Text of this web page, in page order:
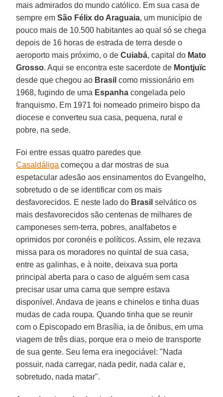
mais admirados do mundo católico. Em sua casa de
sempre em São Félix do Araguaia, um município de
pouco mais de 10.500 habitantes ao qual só se chega
depois de 16 horas de estrada de terra desde o
aeroporto mais próximo, o deCuiabá, capital do Mato
Grosso. Aqui se encontra este sacerdote de Montjuïc
desde que chegou ao Brasil como missionário em
1968, fugindo de uma Espanha congelada pelo
franquismo. Em 1971 foi nomeado primeiro bispo da
diocese e converteu sua casa, pequena, rural e
pobre, na sede.
Foi entre essas quatro paredes que
Casaldáliga começou a dar mostras de sua
espetacular adesão aos ensinamentos do Evangelho,
sobretudo o de se identificar com os mais
desfavorecidos. E neste lado do Brasil selvático os
mais desfavorecidos são centenas de milhares de
camponeses sem-terra, pobres, analfabetos e
oprimidos por coronéis e políticos. Assim, ele rezava
missa para os moradores no quintal de sua casa,
entre as galinhas, e à noite, deixava sua porta
principal aberta para o caso de alguém sem casa
precisar usar uma cama que sempre estava
disponível. Andava de jeans e chinelos e tinha duas
mudas de cada roupa. Quando tinha que se reunir
com o Episcopado em Brasília, ia de ônibus, em uma
viagem de três dias, porque era o meio de transporte
de sua gente. Seu lema era inegociável: "Nada
possuir, nada carregar, nada pedir, nada calar e,
sobretudo, nada matar".